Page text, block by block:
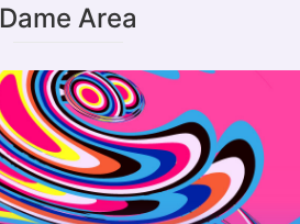
Dame Area